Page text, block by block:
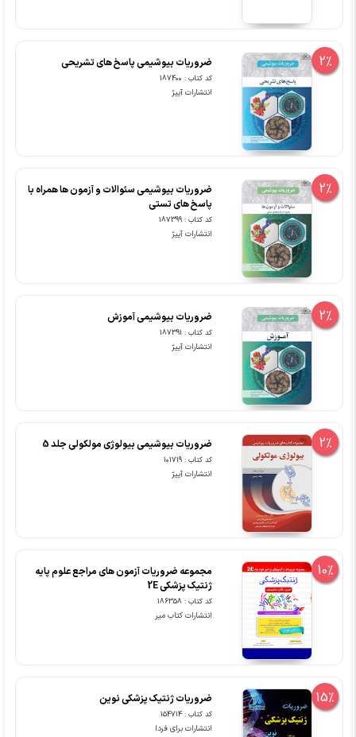
2% ضروریات بیوشیمی پاسخ های تشریحی
کد کتاب : 187400
انتشارات آییژ
2%
ضروریات بیوشیمی سئوالات و آزمون ها همراه با
پاسخ های تستی
کد کتاب : 187399
انتشارات آییژ
2% ضروریات بیوشیمی آموزش
کد کتاب : 187391
انتشارات آییژ
2% ضروریات بیوشیمی بیولوژی مولکولی جلد 5
کد کتاب : 101719
انتشارات آییژ
10%
مجموعه ضروریات آزمون های مراجع علوم پایه
ژنتیک پزشکی 2E
کد کتاب : 186358
انتشارات کتاب میر
15% ضروریات ژنتیک پزشکی نوین
کد کتاب : 154714
انتشارات برای فردا